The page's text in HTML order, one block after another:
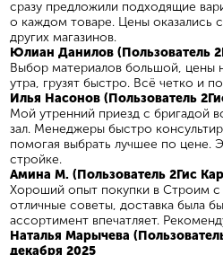
сразу предложили подходящие
о каждом товаре. Цены оказались
других магазинов.
Юлиан Данилов (Пользователь
Выбор материалов большой, цены
утра, грузят быстро. Всё четко и
Илья Насонов (Пользователь
Мой утренний приезд с бригадой
зал. Менеджеры быстро
помогая выбрать лучшее по цене.
стройке.
Амина М. (Пользователь 2Гис
Хороший опыт покупки в Строим с
отличные советы, доставка была
ассортимент впечатляет.
Наталья Марычева
декабря 2025